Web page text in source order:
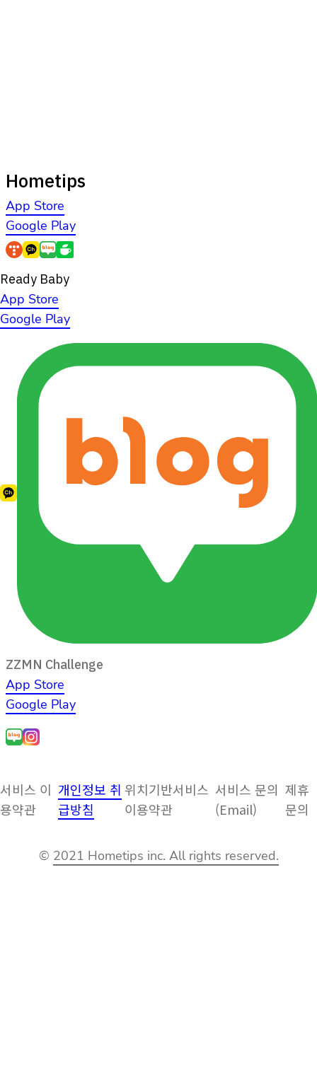
Hometips
App Store
Google Play
Ready Baby
App Store
Google Play
ZZMN Challenge
App Store
Google Play
서비스 이
용약관
개인정보 취
급방침
위치기반서비스
이용약관
서비스 문의
(Email)
제휴
문의
© 2021 Hometips inc. All rights reserved.